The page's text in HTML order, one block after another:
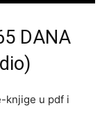
DANA
knjige u pdf i